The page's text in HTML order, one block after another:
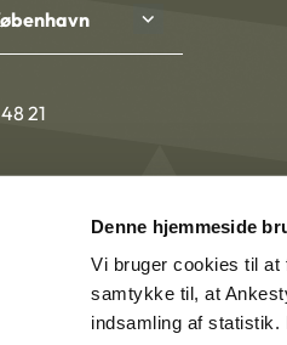
Denne hjemmeside
Vi bruger cookies til at
samtykke til, at
indsamling af
21